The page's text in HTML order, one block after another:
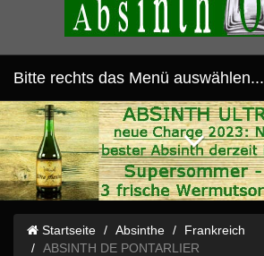
Bitte rechts das Menü auswählen...
Startseite Absinthe
Frankreich
ABSINTH DE PONTARLIER